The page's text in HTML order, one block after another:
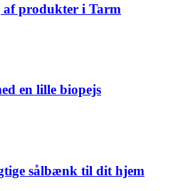
af produkter i Tarm
en lille biopejs
sålbænk til dit hjem